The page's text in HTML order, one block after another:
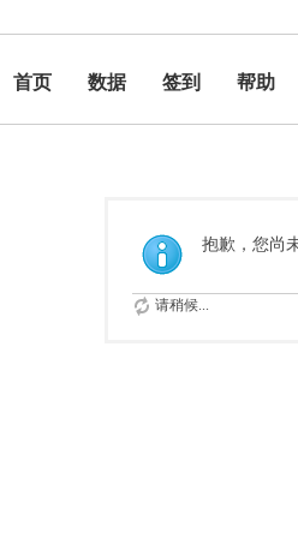
首页 数据 签到
帮助
帮助
抱歉，您尚
请稍候...